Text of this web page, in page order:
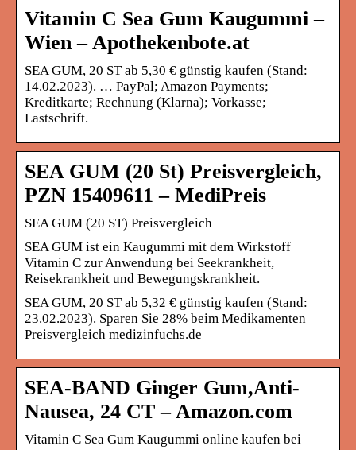
Vitamin C Sea Gum Kaugummi –
Wien – Apothekenbote.at
SEA GUM, 20 ST ab 5,30 € günstig kaufen (Stand:
14.02.2023). … PayPal; Amazon Payments;
Kreditkarte; Rechnung (Klarna); Vorkasse;
Lastschrift.
SEA GUM (20 St) Preisvergleich,
PZN 15409611 – MediPreis
SEA GUM (20 ST) Preisvergleich
SEA GUM ist ein Kaugummi mit dem Wirkstoff
Vitamin C zur Anwendung bei Seekrankheit,
Reisekrankheit und Bewegungskrankheit.
SEA GUM, 20 ST ab 5,32 € günstig kaufen (Stand:
23.02.2023). Sparen Sie 28% beim Medikamenten
Preisvergleich medizinfuchs.de
SEA-BAND Ginger Gum,Anti-
Nausea, 24 CT – Amazon.com
Vitamin C Sea Gum Kaugummi online kaufen bei